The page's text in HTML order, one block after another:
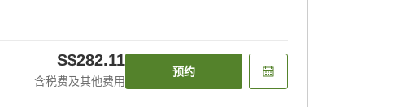
S$282.11
含税费及其他费用
预约